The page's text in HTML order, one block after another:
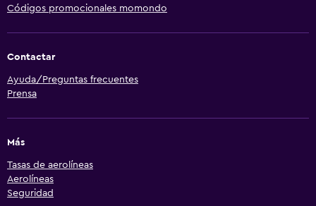
Códigos promocionales momondo
Contactar
Ayuda/Preguntas frecuentes
Prensa
Más
Tasas de aerolíneas
Aerolíneas
Seguridad